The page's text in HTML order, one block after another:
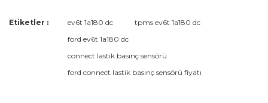
Bu ürüne ilk yorumu siz yapın!
Yorum Yaz
Bu ürünün fiyat bilgisi, resim, ürün açıklamalarında ve diğer
kullanarak tarafımıza iletebilirsiniz.
Görüş ve önerileriniz için teşekkür ederiz.
Etiketler : ev6t 1a180 dc
tpms ev6t 1a180 dc
ford ev6t 1a180 dc
connect lastik basınç sensörü
ford connect lastik basınç sensörü fiyatı